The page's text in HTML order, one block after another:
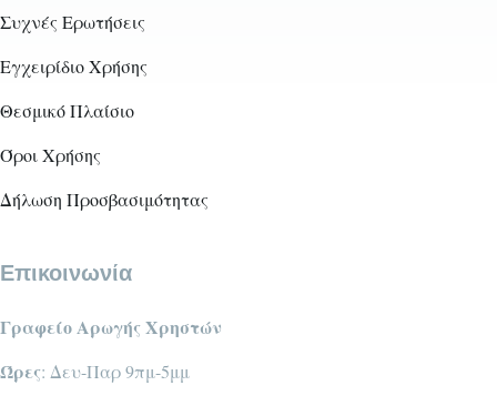
Συχνές Ερωτήσεις
Εγχειρίδιο Χρήσης
Θεσμικό Πλαίσιο
Όροι Χρήσης
Δήλωση Προσβασιμότητας
Επικοινωνία
Γραφείο Αρωγής Χρηστών
Ώρες: Δευ-Παρ 9πμ-5μμ